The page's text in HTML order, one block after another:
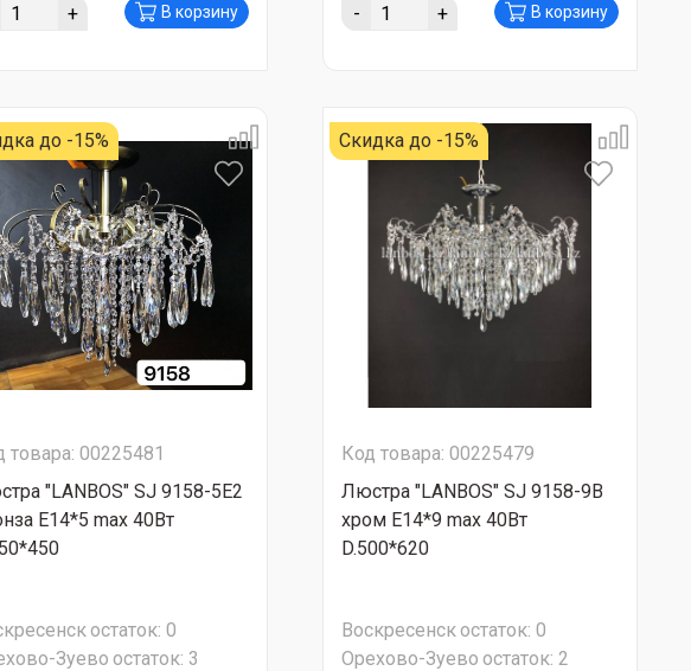
+ В корзину - + В корзину
до -15%
товара: 00225481
"LANBOS" SJ 9158-5E2
Е14*5 max 40Вт
остаток: 0
Зуево остаток: 3
Скидка до -15%
Код товара: 00225479
Люстра "LANBOS" SJ 9158-9B
хром Е14*9 max 40Вт
D.500*620
Воскресенскостаток: 0
Орехово-Зуево остаток: 2